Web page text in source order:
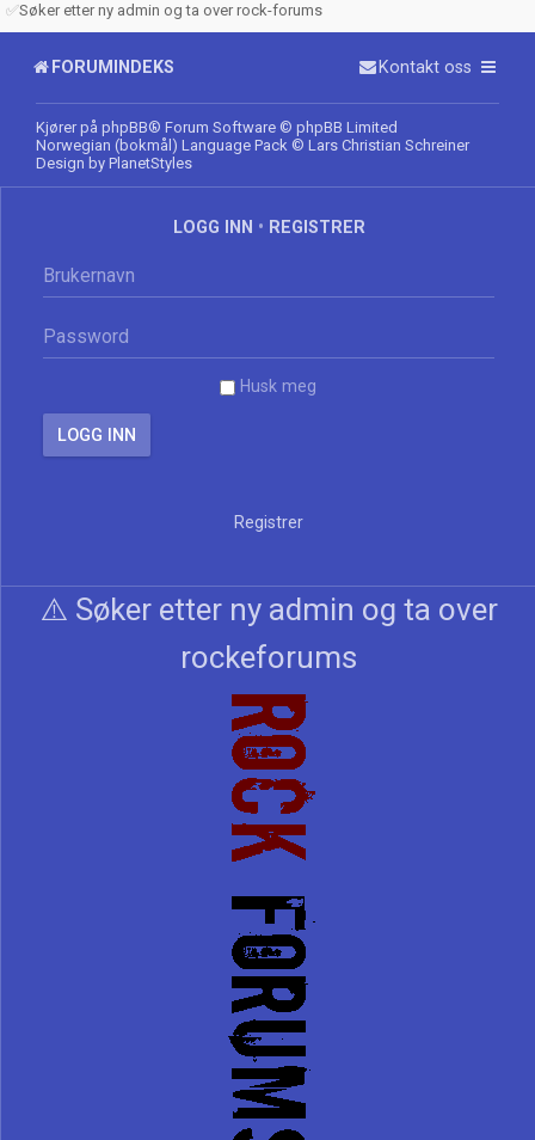
✅Søker etter ny admin og ta over rock-forums
FORUMINDEKS Kontakt oss
Kjører på phpBB® Forum Software © phpBB Limited
Norwegian (bokmål) Language Pack © Lars Christian Schreiner
Design by PlanetStyles
LOGG INN • REGISTRER
Husk meg
Registrer
⚠️ Søker etter ny admin og ta over
rockeforums